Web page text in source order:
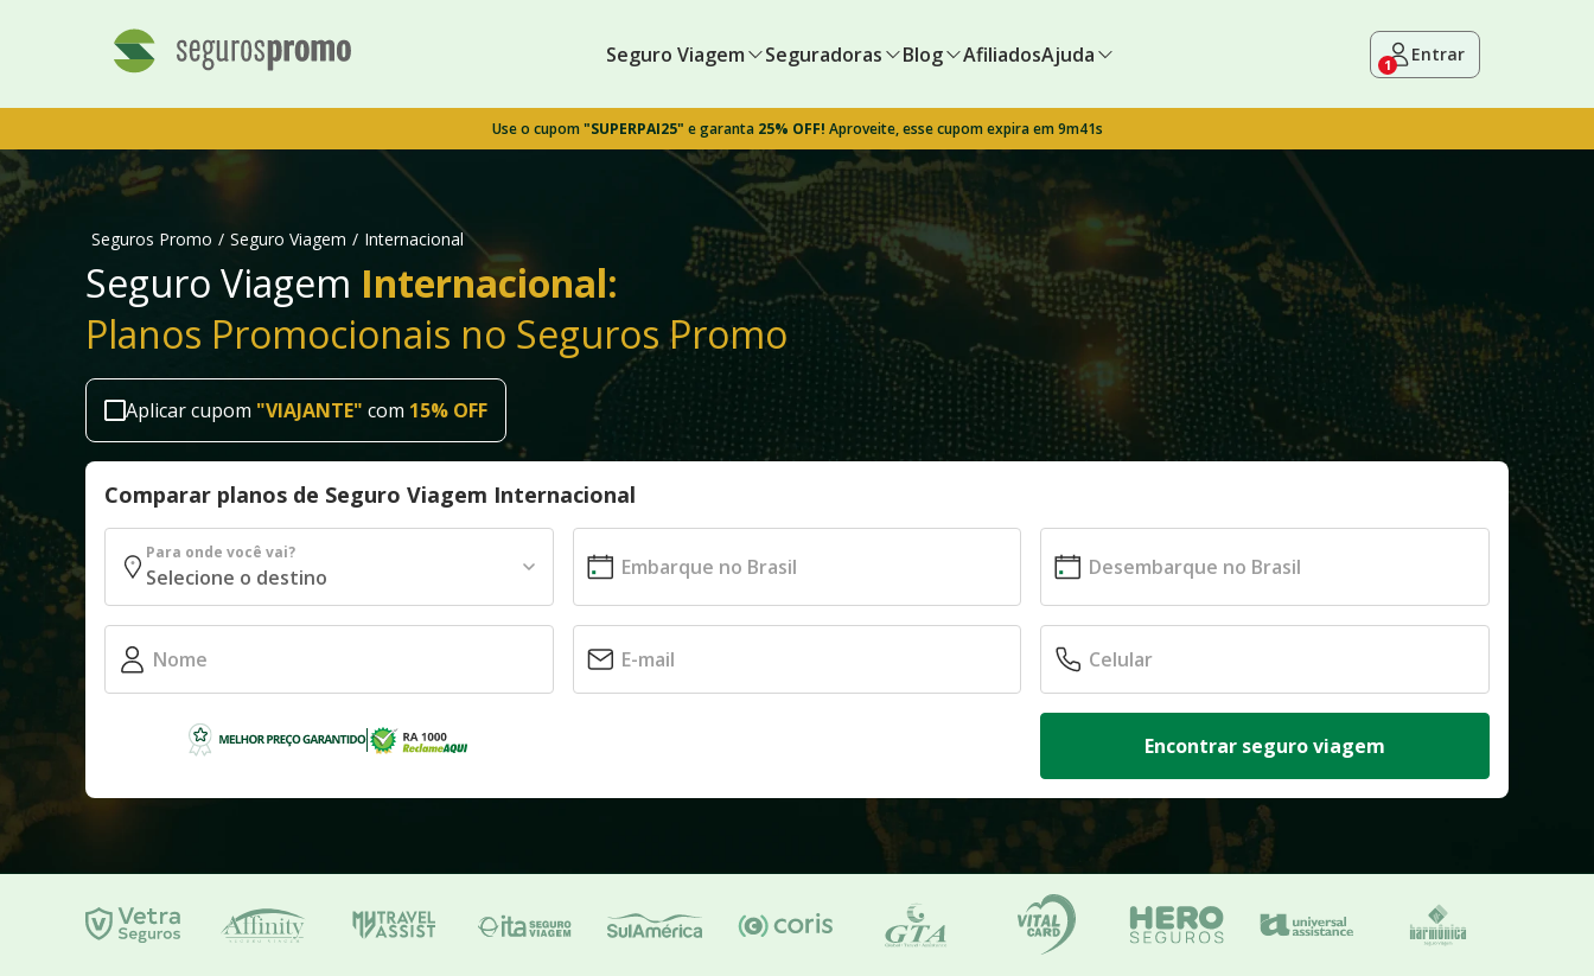
Seguro Viagem Seguradoras Blog AfiliadosAjuda 1 Entrar
Use o cupom"SUPERPAI25" e garanta 25% OFF! Aproveite, esse cupom expira em 9m40s
Seguros Promo / Seguro Viagem / Internacional
Seguro Viagem Internacional:
Planos Promocionais no Seguros Promo
Aplicar cupom "VIAJANTE" com 15% OFF
Comparar planos de Seguro Viagem Internacional
Para onde você vai?
Encontrar seguro viagem